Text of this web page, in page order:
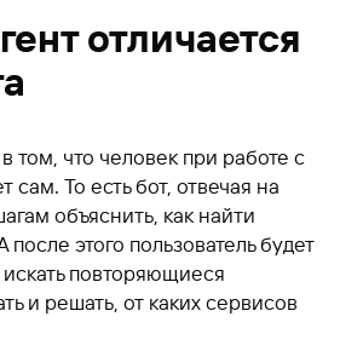
отличается
том, что человек при работе с
сам. То есть бот, отвечая на
объяснить, как найти
этого пользователь будет
искать повторяющиеся
и решать, от каких сервисов